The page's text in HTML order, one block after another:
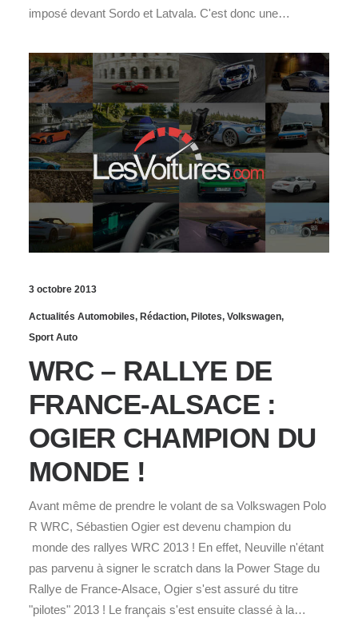
imposé devant Sordo et Latvala. C'est donc une…
3 octobre 2013
Actualités Automobiles, Rédaction, Pilotes, Volkswagen,
Sport Auto
WRC – RALLYE DE
FRANCE-ALSACE :
OGIER CHAMPION DU
MONDE !
Avant même de prendre le volant de sa Volkswagen Polo
R WRC, Sébastien Ogier est devenu champion du
monde des rallyes WRC 2013 ! En effet, Neuville n'étant
pas parvenu à signer le scratch dans la Power Stage du
Rallye de France-Alsace, Ogier s'est assuré du titre
"pilotes" 2013 ! Le français s'est ensuite classé à la…